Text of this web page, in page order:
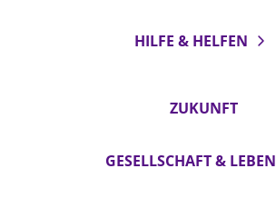
HILFE & HELFEN
ZUKUNFT
GESELLSCHAFT & LEBEN